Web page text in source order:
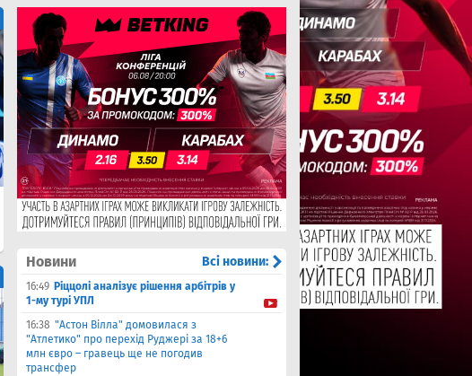
Новини Всі новини:
16:49 Ріццолі аналізує рішення арбітрів у
1-му турі УПЛ
16:38 "Астон Вілла" домовилася з
"Атлетико" про перехід Руджері за 18+6
млн євро – гравець ще не погодив
трансфер